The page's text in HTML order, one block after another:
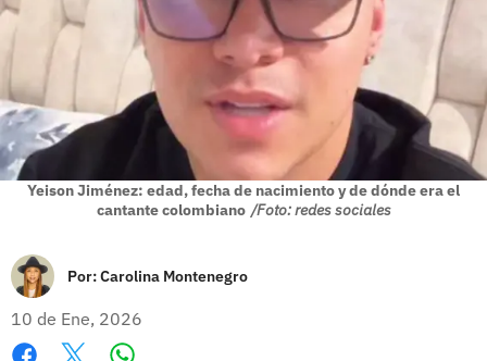
Yeison Jiménez: edad, fecha de nacimiento y de dónde era el
cantante colombiano /Foto: redes sociales
Por:Carolina Montenegro
10 de Ene, 2026